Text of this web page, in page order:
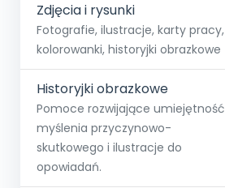
Zdjęcia i rysunki
Fotografie, ilustracje, karty pracy,
kolorowanki, historyjki obrazkowe
Historyjki obrazkowe
Pomoce rozwijające umiejętność
myślenia przyczynowo-
skutkowego i ilustracje do
opowiadań.